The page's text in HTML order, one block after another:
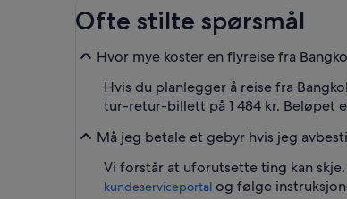
Ofte stilte spørsmål
Hvor mye koster en flyreise fra
Hvis du planlegger å reise fra
tur-retur-billett på 1 484 kr. Beløpet
Må jeg betale et gebyr hvis jeg
Vi forstår at uforutsette ting kan
kundeserviceportal og følge